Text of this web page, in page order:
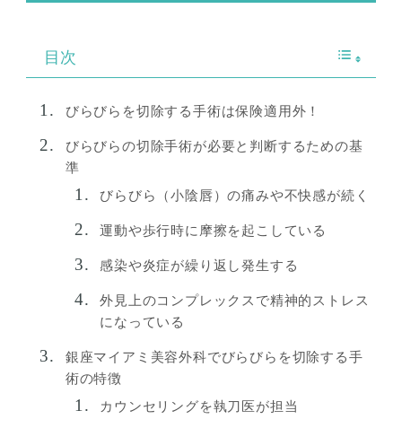
目次
びらびらを切除する手術は保険適用外！
びらびらの切除手術が必要と判断するための基
準
びらびら（小陰唇）の痛みや不快感が続く
運動や歩行時に摩擦を起こしている
感染や炎症が繰り返し発生する
外見上のコンプレックスで精神的ストレス
になっている
銀座マイアミ美容外科でびらびらを切除する手
術の特徴
カウンセリングを執刀医が担当